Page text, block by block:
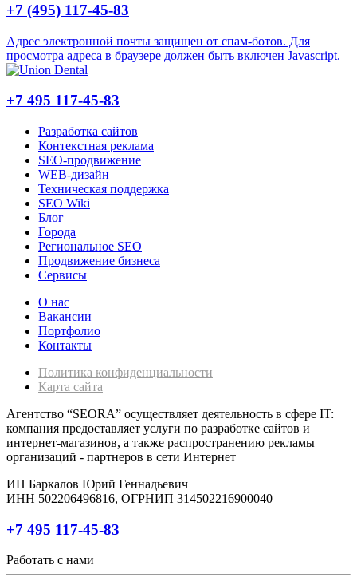
+7 (495) 117-45-83
Адрес электронной почты защищен от спам-ботов. Для
просмотра адреса в браузере должен быть включен Javascript.
+7 495 117-45-83
Разработка сайтов
Контекстная реклама
SEO-продвижение
WEB-дизайн
Техническая поддержка
SEO Wiki
Блог
Города
Региональное SEO
Продвижение бизнеса
Сервисы
О нас
Вакансии
Портфолио
Контакты
Политика конфиденциальности
Карта сайта
Агентство “SEORA” осуществляет деятельность в сфере IT:
компания предоставляет услуги по разработке сайтов и
интернет-магазинов, а также распространению рекламы
организаций - партнеров в сети Интернет
ИП Баркалов Юрий Геннадьевич
ИНН 502206496816, ОГРНИП 314502216900040
+7 495 117-45-83
Работать с нами